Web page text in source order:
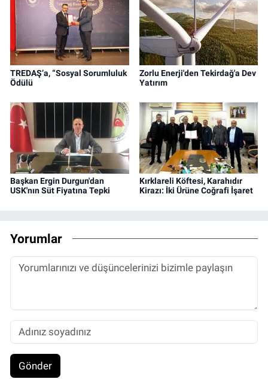
TREDAŞ’a, “Sosyal Sorumluluk
Ödülü
Zorlu Enerji'den Tekirdağ'a Dev
Yatırım
Başkan Ergin Durgun'dan
USK'nın Süt Fiyatına Tepki
Kırklareli Köftesi, Karahıdır
Kirazı: İki Ürüne Coğrafi İşaret
Yorumlar
Gönder